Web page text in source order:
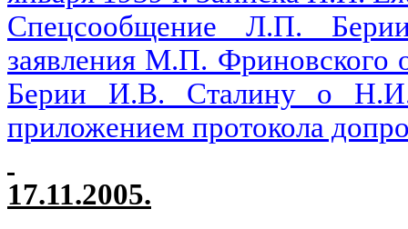
Спецсообщение Л.П.
заявления М.П. Фриновского
Берии И.В. Сталину о
приложением протокола
17.11.2005.